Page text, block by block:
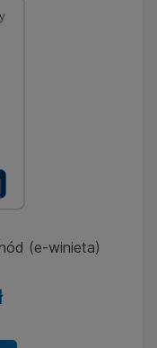
(e-winieta)